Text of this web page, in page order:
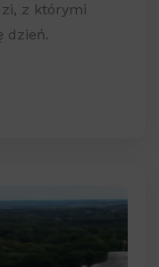
z którymi
dzień.